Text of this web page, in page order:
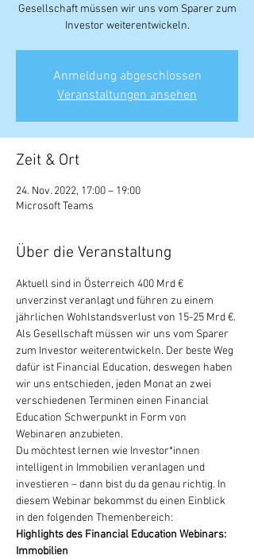
Gesellschaft müssen wir uns vom Sparer zum
Investor weiterentwickeln.
Anmeldung abgeschlossen
Veranstaltungen ansehen
Zeit & Ort
24. Nov. 2022, 17:00 – 19:00
Microsoft Teams
Über die Veranstaltung
Aktuell sind in Österreich 400 Mrd €
unverzinst veranlagt und führen zu einem
jährlichen Wohlstandsverlust von 15-25 Mrd €.
Als Gesellschaft müssen wir uns vom Sparer
zum Investor weiterentwickeln. Der beste Weg
dafür ist Financial Education, deswegen haben
wir uns entschieden, jeden Monat an zwei
verschiedenen Terminen einen Financial
Education Schwerpunkt in Form von
Webinaren anzubieten.
Du möchtest lernen wie Investor*innen
intelligent in Immobilien veranlagen und
investieren – dann bist du da genau richtig. In
diesem Webinar bekommst du einen Einblick
in den folgenden Themenbereich:
Highlights des Financial Education Webinars:
Immobilien